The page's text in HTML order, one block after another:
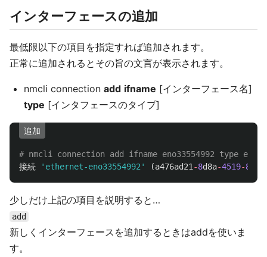
インターフェースの追加
最低限以下の項目を指定すれば追加されます。
正常に追加されるとその旨の文言が表示されます。
nmcli connection add ifname [インターフェース名]
type [インタフェースのタイプ]
追加
# nmcli connection add ifname eno33554992 type
接続
'ethernet-eno33554992' (a476ad21 -8d8a-4519-8
少しだけ上記の項目を説明すると…
add
新しくインターフェースを追加するときはaddを使いま
す。